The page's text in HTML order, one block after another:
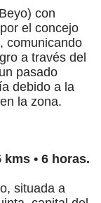
con
el concejo
comunicando
a través del
pasado
debido a la
la zona.
• 6 horas.
situada a